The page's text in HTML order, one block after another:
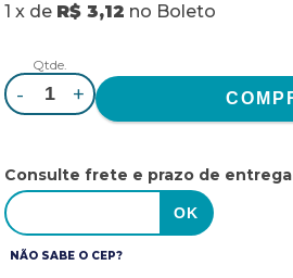
1 x de R$ 3,12 no Boleto
Qtde.
- +
Consulte frete e prazo de entrega
NÃO SABE O CEP?